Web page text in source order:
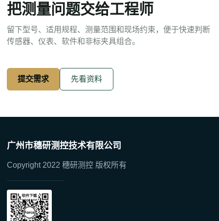
把测量问题交给工程师
留下型号、适用规程、测量范围和现场约束，便于快速判断
传感器、仪表、软件和非标夹具组合。
提交需求 先看资料
广州市穗研测控技术有限公司
Copyright 2022 穗研测控 版权所有